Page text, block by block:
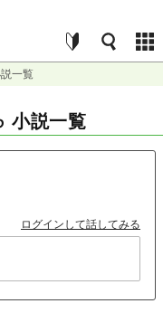
一覧
小説一覧
ログインして話してみる